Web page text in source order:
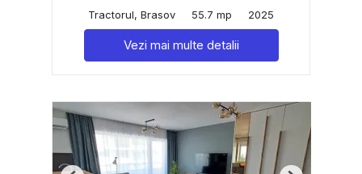
Tractorul, Brasov
55.7 mp 2025
Vezi mai multe detalii